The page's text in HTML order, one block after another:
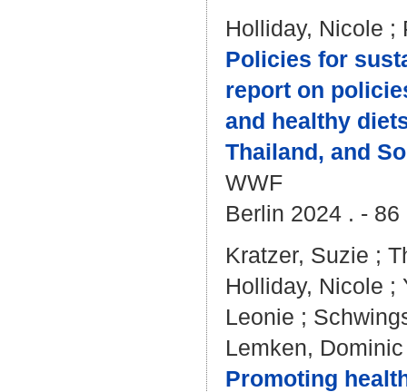
Holliday, Nicole ;
Policies for
report on
and healthy
Thailand, and
WWF
Berlin 2024 . - 86
Kratzer, Suzie ;
Holliday, Nicole ;
Leonie ;
Lemken, Dominic
Promoting